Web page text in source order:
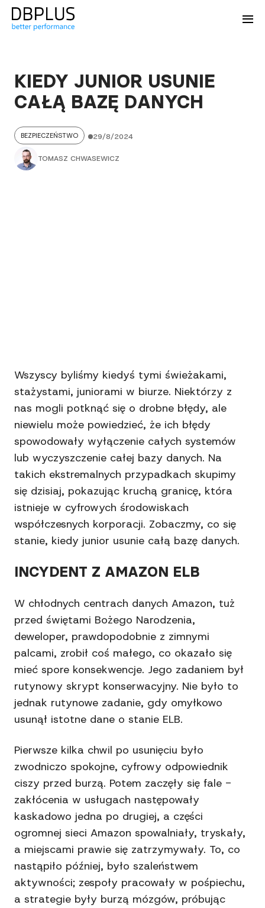
KIEDY JUNIOR USUNIE
CAŁĄ BAZĘ DANYCH
BEZPIECZEŃSTWO 29/8/2024
TOMASZ CHWASEWICZ
Wszyscy byliśmy kiedyś tymi świeżakami,
stażystami, juniorami w biurze. Niektórzy z
nas mogli potknąć się o drobne błędy, ale
niewielu może powiedzieć, że ich błędy
spowodowały wyłączenie całych systemów
lub wyczyszczenie całej bazy danych. Na
takich ekstremalnych przypadkach skupimy
się dzisiaj, pokazując kruchą granicę, która
istnieje w cyfrowych środowiskach
współczesnych korporacji. Zobaczmy, co się
stanie, kiedy junior usunie całą bazę danych.
INCYDENT Z AMAZON ELB
W chłodnych centrach danych Amazon, tuż
przed świętami Bożego Narodzenia,
deweloper, prawdopodobnie z zimnymi
palcami, zrobił coś małego, co okazało się
mieć spore konsekwencje. Jego zadaniem był
rutynowy skrypt konserwacyjny. Nie było to
jednak rutynowe zadanie, gdy omyłkowo
usunął istotne dane o stanie ELB.
Pierwsze kilka chwil po usunięciu było
zwodniczo spokojne, cyfrowy odpowiednik
ciszy przed burzą. Potem zaczęły się fale -
zakłócenia w usługach następowały
kaskadowo jedna po drugiej, a części
ogromnej sieci Amazon spowalniały, tryskały,
a miejscami prawie się zatrzymywały. To, co
nastąpiło później, było szaleństwem
aktywności; zespoły pracowały w pośpiechu,
a strategie były burzą mózgów, próbując